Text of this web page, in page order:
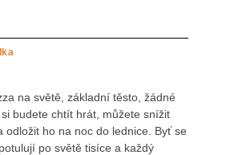
na světě, základní těsto, žádné
budete chtít hrát, můžete snížit
odložit ho na noc do lednice. Byť se
po světě tisíce a každý